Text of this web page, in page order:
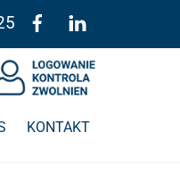
KONTAKT